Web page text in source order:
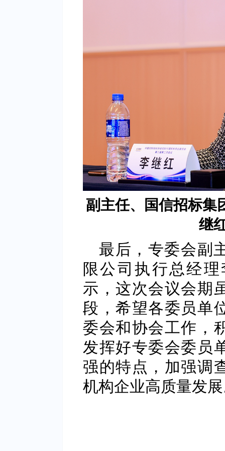
副主任、国信招标集
继
最后，专委会副
限公司执行总经
示，这次会议会期
段，希望各委员单
委会和协会工作，
发挥好专委会委员
强的特点，加强调
机构企业高质量发